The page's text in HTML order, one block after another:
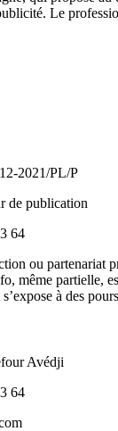
Le
2021/PL/P
de publication
64
ou partenariat
même partielle,
à des
Avédji
64